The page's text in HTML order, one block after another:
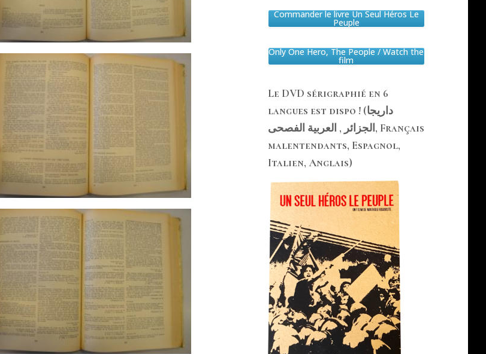
Commander le livre Un Seul Héros Le
Peuple
Only One Hero, The People / Watch the
film
Le DVD sérigraphié en 6
langues est dispo ! (داريجا
الجزائر , العربية الفصحى, Français
malentendants, Espagnol,
Italien, Anglais)